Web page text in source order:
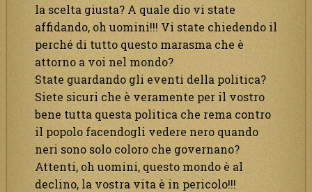
la scelta giusta? A quale dio vi state
affidando, oh uomini!!! Vi state chiedendo il
perché di tutto questo marasma che è
attorno a voi nel mondo?
State guardando gli eventi della politica?
Siete sicuri che è veramente per il vostro
bene tutta questa politica che rema contro
il popolo facendogli vedere nero quando
neri sono solo coloro che governano?
Attenti, oh uomini, questo mondo è al
declino, la vostra vita è in pericolo!!!